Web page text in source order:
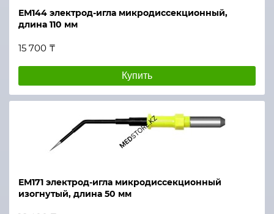
ЕМ144 электрод-игла микродиссекционный,
длина 110 мм
15 700 ₸
Купить
ЕМ171 электрод-игла микродиссекционный
изогнутый, длина 50 мм